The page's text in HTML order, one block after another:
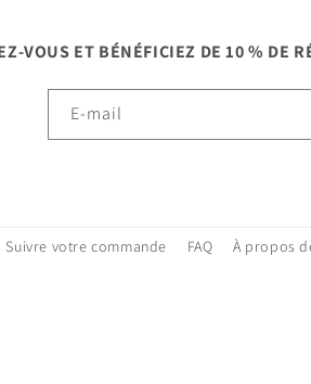
VOUS ET BÉNÉFICIEZ DE 10 % DE
E-mail
Suivre votre commande FAQ À propos